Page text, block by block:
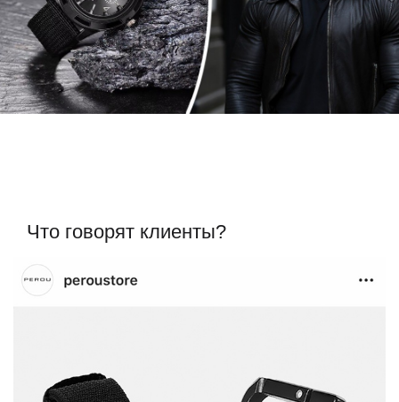
Что говорят клиенты?